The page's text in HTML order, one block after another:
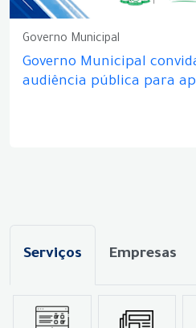
Governo Municipal
Governo Municipal
audiência pública para
Serviços Empresas